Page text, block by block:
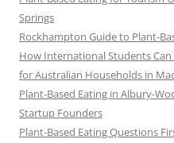
Springs
Rockhampton Guide to Plant-
How International Students
for Australian Households in
Plant-Based Eating in Albury-
Startup Founders
Plant-Based Eating Questions